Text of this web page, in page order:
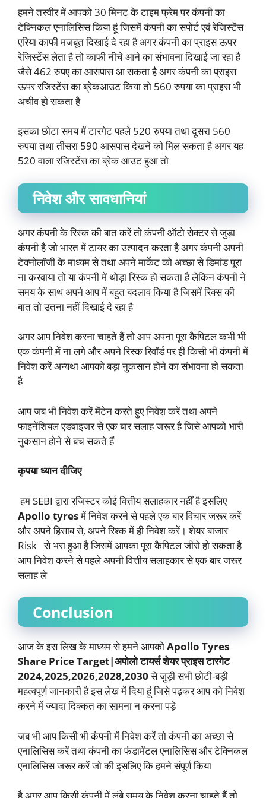
हमने तस्वीर में आपको 30 मिनट के टाइम फ्रेम पर कंपनी का
टेक्निकल एनालिसिस किया हूं जिसमें कंपनी का सपोर्ट एवं रेजिस्टेंस
एरिया काफी मजबूत दिखाई दे रहा है अगर कंपनी का प्राइस ऊपर
रेजिस्टेंस लेता है तो काफी नीचे आने का संभावना दिखाई जा रहा है
जैसे 462 रुपए का आसपास आ सकता है अगर कंपनी का प्राइस
ऊपर रजिस्टेंस का ब्रेकआउट किया तो 560 रुपया का प्राइस भी
अचीव हो सकता है
इसका छोटा समय में टारगेट पहले 520 रुपया तथा दूसरा 560
रुपया तथा तीसरा 590 आसपास देखने को मिल सकता है अगर यह
520 वाला रजिस्टेंस का ब्रेक आउट हुआ तो
निवेश और सावधानियां
अगर कंपनी के रिस्क की बात करें तो कंपनी ऑटो सेक्टर से जुड़ा
कंपनी है जो भारत में टायर का उत्पादन करता है अगर कंपनी अपनी
टेक्नोलॉजी के माध्यम से तथा अपने मार्केट को अच्छा से डिमांड पूरा
ना करवाया तो या कंपनी में थोड़ा रिस्क हो सकता है लेकिन कंपनी ने
समय के साथ अपने आप में बहुत बदलाव किया है जिसमें रिक्स की
बात तो उतना नहीं दिखाई दे रहा है
अगर आप निवेश करना चाहते हैं तो आप अपना पूरा कैपिटल कभी भी
एक कंपनी में ना लगे और अपने रिस्क रिवॉर्ड पर ही किसी भी कंपनी में
निवेश करें अन्यथा आपको बड़ा नुकसान होने का संभावना हो सकता
है
आप जब भी निवेश करें मेंटेन करते हुए निवेश करें तथा अपने
फाइनेंशियल एडवाइजर से एक बार सलाह जरूर है जिसे आपको भारी
नुकसान होने से बच सकते हैं
कृपया ध्यान दीजिए
हम SEBI द्वारा रजिस्टर कोई वित्तीय सलाहकार नहीं है इसलिए
Apollo tyresमें निवेश करने से पहले एक बार विचार जरूर करें
और अपने हिसाब से, अपने रिश्क में ही निवेश करें। शेयर बाजार
Risk से भरा हुआ है जिसमें आपका पूरा कैपिटल जीरो हो सकता है
आप निवेश करने से पहले अपनी वित्तीय सलाहकार से एक बार जरूर
सलाह ले
Conclusion
आज के इस लिख के माध्यम से हमने आपकोApollo Tyres
Share Price Target|अपोलो टायर्स शेयर प्राइस टारगेट
2024,2025,2026,2028,2030से जुड़ी सभी छोटी-बड़ी
महत्वपूर्ण जानकारी है इस लेख में दिया हूं जिसे पढ़कर आप को निवेश
करने में ज्यादा दिक्कत का सामना न करना पड़े
जब भी आप किसी भी कंपनी में निवेश करें तो कंपनी का अच्छा से
एनालिसिस करें तथा कंपनी का फंडामेंटल एनालिसिस और टेक्निकल
एनालिसिस जरूर करें जो की इसलिए कि हमने संपूर्ण किया